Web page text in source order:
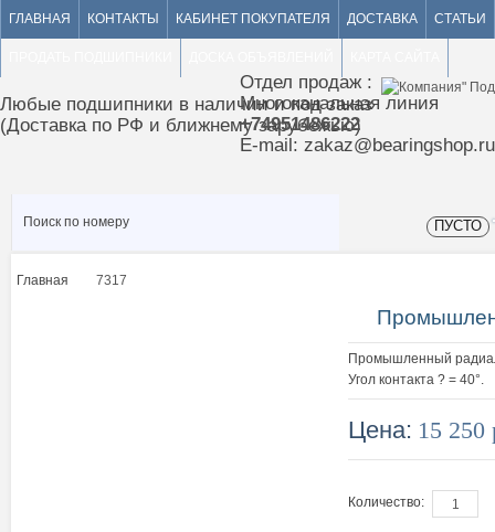
Любые подшипники в наличии и под заказ
(Доставка по РФ и ближнему зарубежью)
Отдел продаж :
Многоканальная линия
+74951486222
E-mail: zakaz@bearingshop.ru
ПУСТО
ГЛАВНАЯ КОНТАКТЫ КАБИНЕТ ПОКУПАТЕЛЯ ДОСТАВКА СТАТЬИ
Главная
7317
Промышленный
Угол контакта ? = 40°.
Цена: 15 250
Количество: